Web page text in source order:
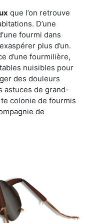
que l’on retrouve
D’une
fourmi dans
plus d’un.
d’une fourmilière,
nuisibles pour
des douleurs
astuces de grand-
colonie de fourmis
de